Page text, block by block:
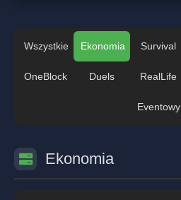
Wszystkie Ekonomia Survival
OneBlock Duels RealLife
Eventowy
Ekonomia